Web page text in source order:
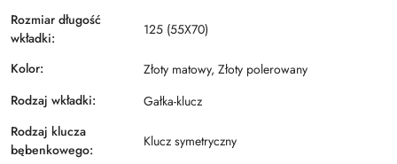
Rozmiar długość
wkładki:
125 (55X70)
Kolor:
Złoty matowy, Złoty polerowany
Rodzaj wkładki:
Gałka-klucz
Rodzaj klucza
bębenkowego:
Klucz symetryczny